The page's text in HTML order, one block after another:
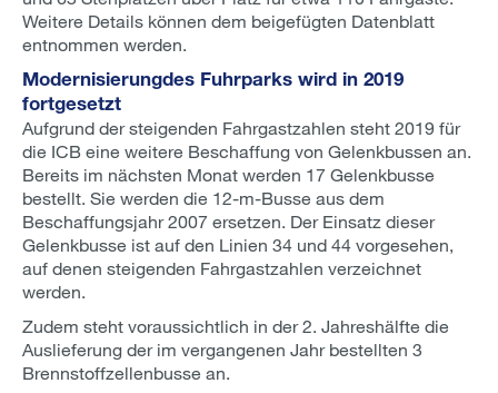
Weitere Details können dem beigefügten Datenblatt
entnommen werden.
Modernisierungdes Fuhrparks wird in 2019
fortgesetzt
Aufgrund der steigenden Fahrgastzahlen steht 2019 für
die ICB eine weitere Beschaffung von Gelenkbussen an.
Bereits im nächsten Monat werden 17 Gelenkbusse
bestellt. Sie werden die 12-m-Busse aus dem
Beschaffungsjahr 2007 ersetzen. Der Einsatz dieser
Gelenkbusse ist auf den Linien 34 und 44 vorgesehen,
auf denen steigenden Fahrgastzahlen verzeichnet
werden.
Zudem steht voraussichtlich in der 2. Jahreshälfte die
Auslieferung der im vergangenen Jahr bestellten 3
Brennstoffzellenbusse an.